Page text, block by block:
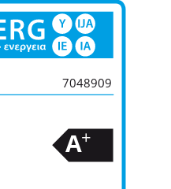
7048909
A+